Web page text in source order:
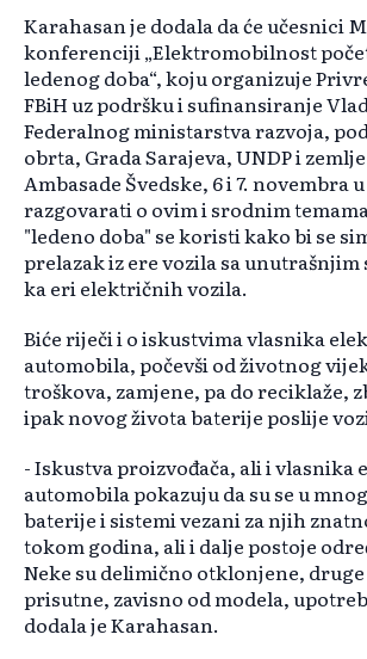
Karahasan je dodala da će učesnici
konferenciji „Elektromobilnost
ledenog doba“, koju organizuje
FBiH uz podršku i sufinansiranje
Federalnog ministarstva razvoja,
obrta, Grada Sarajeva, UNDP i
Ambasade Švedske, 6 i 7. novembra
razgovarati o ovim i srodnim
"ledeno doba" se koristi kako bi se
prelazak iz ere vozila sa
ka eri električnih vozila.
Biće riječi i o iskustvima vlasnika
automobila, počevši od životnog
troškova, zamjene, pa do reciklaže,
ipak novog života baterije poslije
- Iskustva proizvođača, ali i
automobila pokazuju da su se u
baterije i sistemi vezani za njih
tokom godina, ali i dalje postoje
Neke su delimično otklonjene, druge
prisutne, zavisno od modela,
dodala je Karahasan.